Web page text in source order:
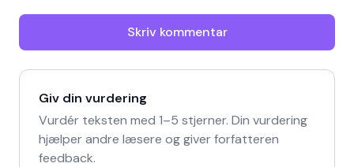
Skriv kommentar
Giv din vurdering
Vurdér teksten med 1–5 stjerner. Din vurdering
hjælper andre læsere og giver forfatteren
feedback.